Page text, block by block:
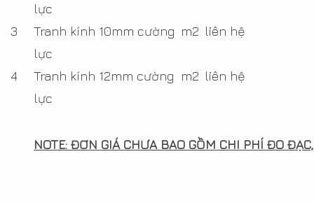
lực
3
Tranh kính 10mm cường
lực
m2 liên hệ
4
Tranh kính 12mm cường
lực
m2 liên hệ
NOTE: ĐƠN GIÁ CHƯA BAO GỒM CHI PHÍ ĐO